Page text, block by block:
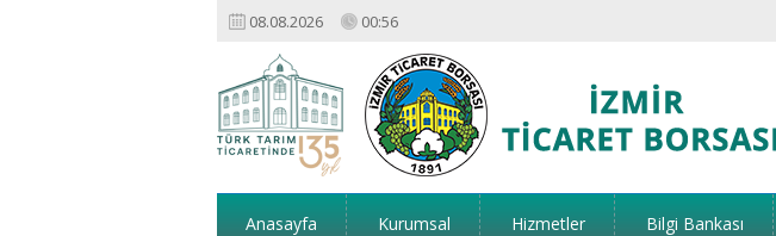
08.08.2026 00:56
Anasayfa Kurumsal Hizmetler Bilgi Bankası